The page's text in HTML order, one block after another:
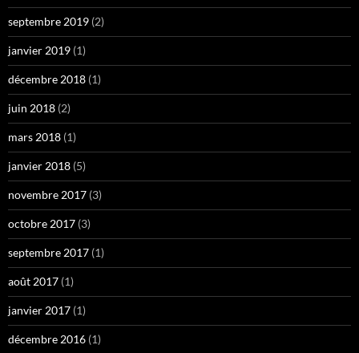
septembre 2019 (2)
janvier 2019 (1)
décembre 2018 (1)
juin 2018 (2)
mars 2018 (1)
janvier 2018 (5)
novembre 2017 (3)
octobre 2017 (3)
septembre 2017 (1)
août 2017 (1)
janvier 2017 (1)
décembre 2016 (1)